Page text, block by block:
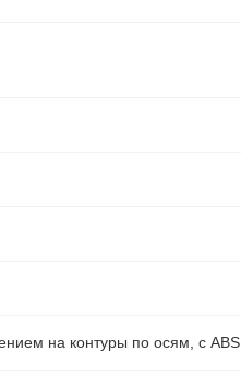
на контуры по осям, с АВS